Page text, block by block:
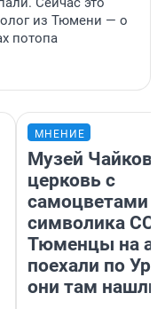
из Тюмени — о
потопа
МНЕНИЕ
Музей
церковь с
самоцветами
символика
Тюменцы на
поехали по
они там нашли